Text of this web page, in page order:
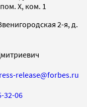
X, ком. 1
2-я, д.
release@forbes.ru
32-06